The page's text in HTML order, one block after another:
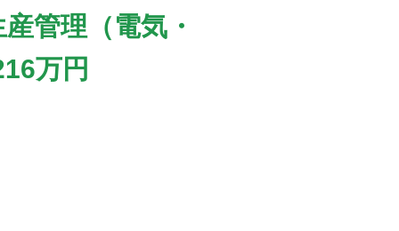
管理（電気・
万円